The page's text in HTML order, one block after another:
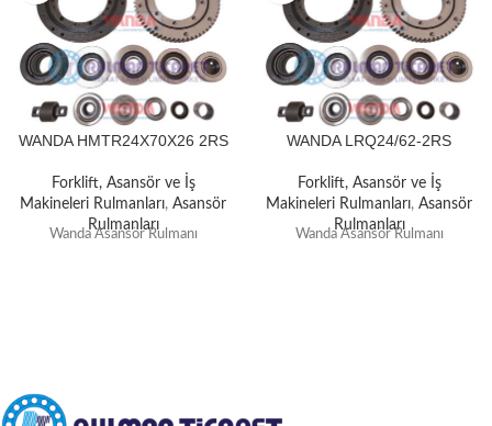
WANDA HMTR24X70X26 2RS
Forklift, Asansör ve İş
Makineleri Rulmanları, Asansör
Rulmanları
Wanda Asansör Rulmanı
WANDA LRQ24/62-2RS
Forklift, Asansör ve İş
Makineleri Rulmanları, Asansör
Rulmanları
Wanda Asansör Rulmanı